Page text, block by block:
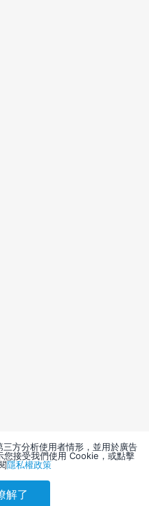
方分析使用者情形，並用於廣告
您接受我們使用 Cookie，或點擊
隱私權政策
解了